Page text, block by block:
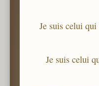
Je suis celui
Je suis celui